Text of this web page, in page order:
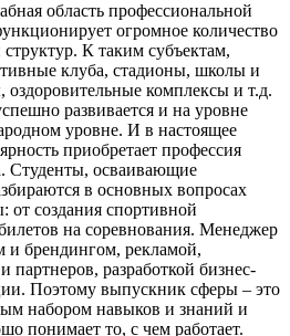
область профессиональной
огромное количество
К таким субъектам,
клуба, стадионы, школы и
комплексы и т.д.
развивается и на уровне
уровне. И в настоящее
приобретает профессия
Студенты, осваивающие
в основных вопросах
от создания спортивной
на соревнования. Менеджер
и брендингом, рекламой,
партнеров, разработкой бизнес-
Поэтому выпускник сферы – это
набором навыков и знаний и
понимает то, с чем работает.